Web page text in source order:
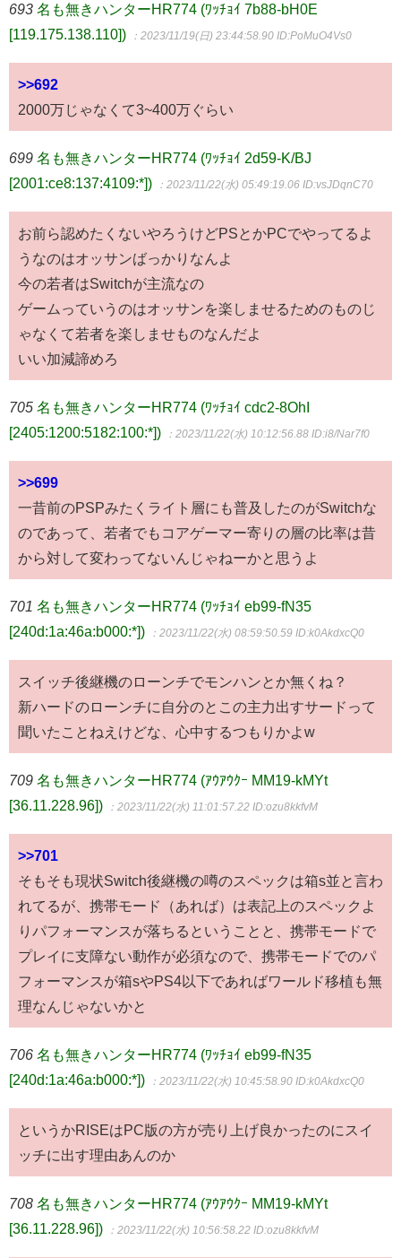
693 名も無きハンターHR774 (ﾜｯﾁｮｲ 7b88-bH0E
[119.175.138.110])
：2023/11/19(日) 23:44:58.90 ID:PoMuO4Vs0
>>692
2000万じゃなくて3~400万ぐらい
699 名も無きハンターHR774 (ﾜｯﾁｮｲ 2d59-K/BJ
[2001:ce8:137:4109:*])
：2023/11/22(水) 05:49:19.06 ID:vsJDqnC70
お前ら認めたくないやろうけどPSとかPCでやってるよ
うなのはオッサンばっかりなんよ
今の若者はSwitchが主流なの
ゲームっていうのはオッサンを楽しませるためのものじ
ゃなくて若者を楽しませものなんだよ
いい加減諦めろ
705 名も無きハンターHR774 (ﾜｯﾁｮｲ cdc2-8OhI
[2405:1200:5182:100:*])
：2023/11/22(水) 10:12:56.88 ID:i8/Nar7f0
>>699
一昔前のPSPみたくライト層にも普及したのがSwitchな
のであって、若者でもコアゲーマー寄りの層の比率は昔
から対して変わってないんじゃねーかと思うよ
701 名も無きハンターHR774 (ﾜｯﾁｮｲ eb99-fN35
[240d:1a:46a:b000:*])
：2023/11/22(水) 08:59:50.59 ID:k0AkdxcQ0
スイッチ後継機のローンチでモンハンとか無くね？
新ハードのローンチに自分のとこの主力出すサードって
聞いたことねえけどな、心中するつもりかよw
709 名も無きハンターHR774 (ｱｳｱｳｸｰ MM19-kMYt
[36.11.228.96])
：2023/11/22(水) 11:01:57.22 ID:ozu8kkfvM
>>701
そもそも現状Switch後継機の噂のスペックは箱s並と言わ
れてるが、携帯モード（あれば）は表記上のスペックよ
りパフォーマンスが落ちるということと、携帯モードで
プレイに支障ない動作が必須なので、携帯モードでのパ
フォーマンスが箱sやPS4以下であればワールド移植も無
理なんじゃないかと
706 名も無きハンターHR774 (ﾜｯﾁｮｲ eb99-fN35
[240d:1a:46a:b000:*])
：2023/11/22(水) 10:45:58.90 ID:k0AkdxcQ0
というかRISEはPC版の方が売り上げ良かったのにスイ
ッチに出す理由あんのか
708 名も無きハンターHR774 (ｱｳｱｳｸｰ MM19-kMYt
[36.11.228.96])
：2023/11/22(水) 10:56:58.22 ID:ozu8kkfvM